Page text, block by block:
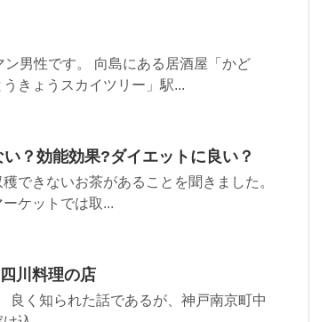
男性です。 向島にある居酒屋「かど
きょうスカイツリー」駅...
？効能効果?ダイエットに良い？
できないお茶があることを聞きました。
ケットでは取...
川料理の店
く知られた話であるが、神戸南京町中